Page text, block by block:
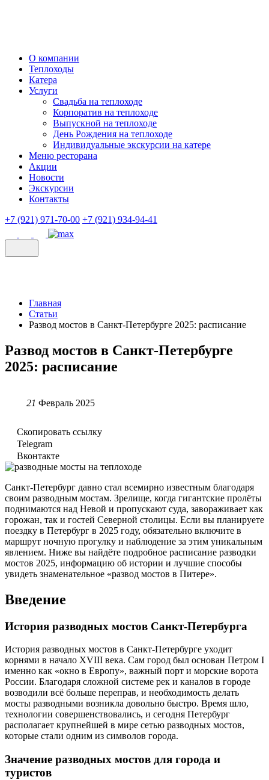
О компании
Теплоходы
Катера
Услуги
Свадьба на теплоходе
Корпоратив на теплоходе
Выпускной на теплоходе
День Рождения на теплоходе
Индивидуальные экскурсии на катере
Меню ресторана
Акции
Новости
Экскурсии
Контакты
+7 (921) 971-70-00 +7 (921) 934-94-41
Главная
Статьи
Развод мостов в Санкт-Петербурге 2025: расписание
Развод мостов в Санкт-Петербурге
2025: расписание
21 Февраль 2025
Скопировать ссылку
Telegram
Вконтакте
Санкт-Петербург давно стал всемирно известным благодаря
своим разводным мостам. Зрелище, когда гигантские пролёты
поднимаются над Невой и пропускают суда, завораживает как
горожан, так и гостей Северной столицы. Если вы планируете
поездку в Петербург в 2025 году, обязательно включите в
маршрут ночную прогулку и наблюдение за этим уникальным
явлением. Ниже вы найдёте подробное расписание разводки
мостов 2025, информацию об истории и лучшие способы
увидеть знаменательное «развод мостов в Питере».
Введение
История разводных мостов Санкт-Петербурга
История разводных мостов в Санкт-Петербурге уходит
корнями в начало XVIII века. Сам город был основан Петром I
именно как «окно в Европу», важный порт и морские ворота
России. Благодаря сложной системе рек и каналов в городе
возводили всё больше переправ, и необходимость делать
мосты разводными возникла довольно быстро. Время шло,
технологии совершенствовались, и сегодня Петербург
располагает крупнейшей в мире сетью разводных мостов,
которые стали одним из символов города.
Значение разводных мостов для города и
туристов